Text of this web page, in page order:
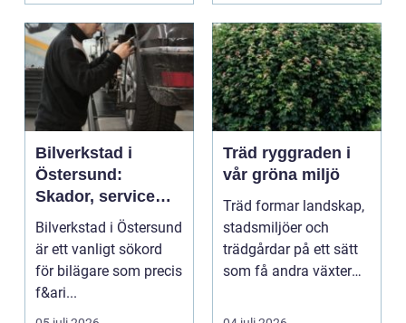
Bilverkstad i
Östersund:
Skador, service
och smarta val för
din bil
Bilverkstad i Östersund
är ett vanligt sökord
för bilägare som precis
f&ari...
Träd ryggraden i
vår gröna miljö
Träd formar landskap,
stadsmiljöer och
trädgårdar på ett sätt
som få andra växter